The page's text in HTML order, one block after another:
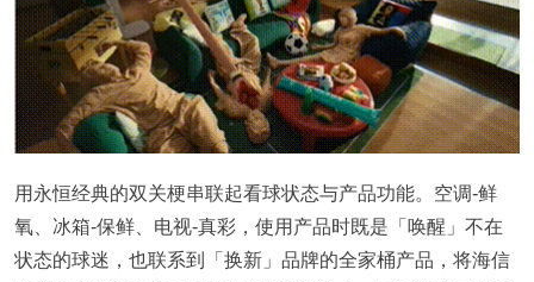
用永恒经典的双关梗串联起看球状态与产品功能。空调-鲜
氧、冰箱-保鲜、电视-真彩，使用产品时既是「唤醒」不在
状态的球迷，也联系到「换新」品牌的全家桶产品，将海信